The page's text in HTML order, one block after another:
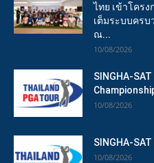
ไทย เข้าโคร
เต็มระบบครบ
ณ...
10/08/2026
SINGHA-
10/08/2026
SINGHA-
10/08/2026